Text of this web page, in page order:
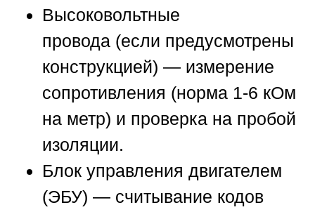
Высоковольтные
провода (если предусмотрены
конструкцией) — измерение
сопротивления (норма 1-6 кОм
на метр) и проверка на пробой
изоляции.
Блок управления двигателем
(ЭБУ) — считывание кодов